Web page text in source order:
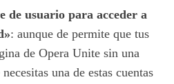
de usuario para acceder a
: aunque de permite que tus
de Opera Unite sin una
una de estas cuentas